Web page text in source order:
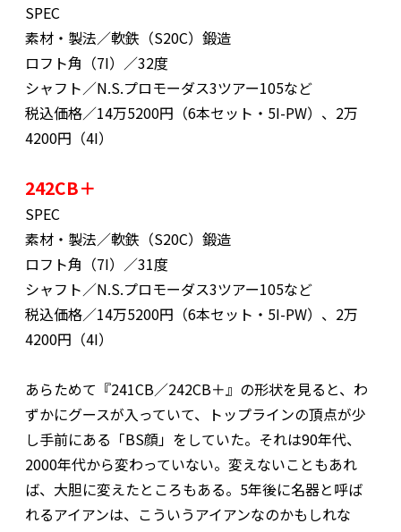
SPEC
素材・製法／軟鉄（S20C）鍛造
ロフト角（7I）／32度
シャフト／N.S.プロモーダス3ツアー105など
税込価格／14万5200円（6本セット・5I-PW）、2万
4200円（4I）
242CB＋
SPEC
素材・製法／軟鉄（S20C）鍛造
ロフト角（7I）／31度
シャフト／N.S.プロモーダス3ツアー105など
税込価格／14万5200円（6本セット・5I-PW）、2万
4200円（4I）
あらためて『241CB／242CB＋』の形状を見ると、わ
ずかにグースが入っていて、トップラインの頂点が少
し手前にある「BS顔」をしていた。それは90年代、
2000年代から変わっていない。変えないこともあれ
ば、大胆に変えたところもある。5年後に名器と呼ば
れるアイアンは、こういうアイアンなのかもしれな